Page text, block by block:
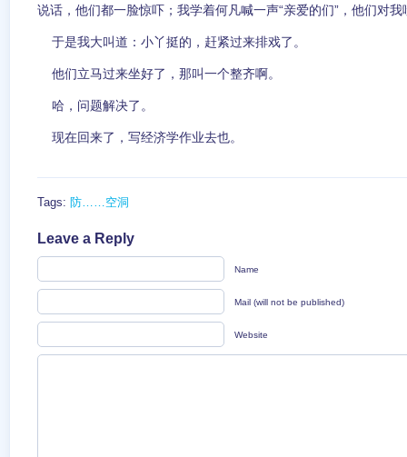
说话，他们都一脸惊吓；我学着何凡喊一声“亲爱的们”，他们对我
于是我大叫道：小丫挺的，赶紧过来排戏了。
他们立马过来坐好了，那叫一个整齐啊。
哈，问题解决了。
现在回来了，写经济学作业去也。
Tags: 防……空洞
Leave a Reply
Name
Mail (will not be published)
Website